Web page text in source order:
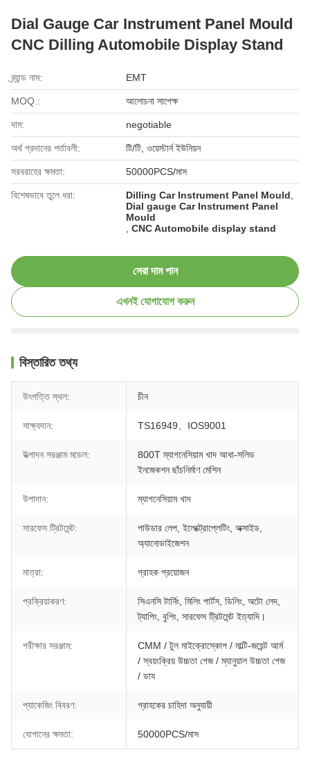
Dial Gauge Car Instrument Panel Mould
CNC Dilling Automobile Display Stand
ব্র্যান্ড নাম: EMT
MOQ.: আলোচনা সাপেক্ষ
দাম: negotiable
অর্থ প্রদানের শর্তাবলী: টি/টি, ওয়েস্টার্ন ইউনিয়ন
সরবরাহের ক্ষমতা: 50000PCS/মাস
বিশেষভাবে তুলে ধরা: Dilling Car Instrument Panel Mould
Dial gauge Car Instrument Panel
Mould
,CNC Automobile display stand
সেরা দাম পান
এখনই যোগাযোগ করুন
বিস্তারিত তথ্য
উৎপত্তি স্থল: চীন
সাক্ষ্যদান: TS16949、IOS9001
উত্পাদন সরঞ্জাম মডেল:
800T ম্যাগনেসিয়াম খাদ আধা-সলিড
ইনজেকশন ছাঁচনির্মাণ মেশিন
উপাদান: ম্যাগনেসিয়াম খাদ
সারফেস ট্রিটমেন্ট:
পাউডার লেপ, ইলেক্ট্রোপ্লেটিং, অক্সাইড,
অ্যানোডাইজেশন
মাত্রা: গ্রাহক প্রয়োজন
প্রক্রিয়াকরণ:
সিএনসি টার্নিং, মিলিং পার্টস, ডিলিং, অটো লেদ,
ট্যাপিং, বুশিং, সারফেস ট্রিটমেন্ট ইত্যাদি।
পরীক্ষার সরঞ্জাম:
CMM / টুল মাইক্রোস্কোপ / মাল্টি-জয়েন্ট আর্ম
/ স্বয়ংক্রিয় উচ্চতা গেজ / ম্যানুয়াল উচ্চতা গেজ
/ ডায
প্যাকেজিং বিবরণ: গ্রাহকের চাহিদা অনুযায়ী
যোগানের ক্ষমতা: 50000PCS/মাস